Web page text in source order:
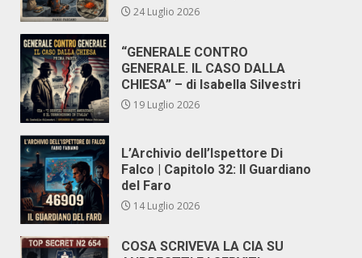
24 Luglio 2026
“GENERALE CONTRO
GENERALE. IL CASO DALLA
CHIESA” – di Isabella Silvestri
19 Luglio 2026
L’Archivio dell’Ispettore Di
Falco | Capitolo 32: Il Guardiano
del Faro
14 Luglio 2026
COSA SCRIVEVA LA CIA SU